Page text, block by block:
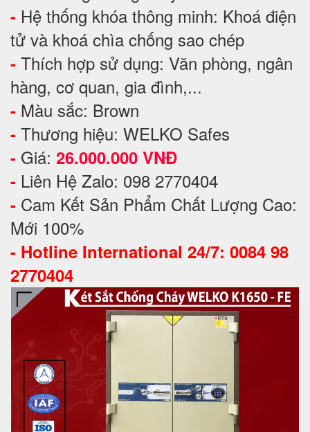
- Hệ thống khóa thông minh: Khoá điện
tử và khoá chìa chống sao chép
- Thích hợp sử dụng: Văn phòng, ngân
hàng, cơ quan, gia đình,...
- Màu sắc: Brown
- Thương hiệu: WELKO Safes
- Giá: 26.000.000 VNĐ
- Liên Hệ Zalo: 098 2770404
- Cam Kết Sản Phẩm Chất Lượng Cao:
Mới 100%
- Hotline International 24/7: 0084 98
2770404